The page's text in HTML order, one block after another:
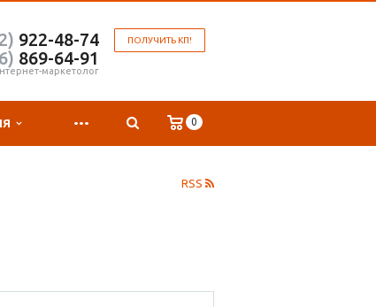
ПОЛУЧИТЬ КП!
922-48-74
869-64-91
маркетолог
... 0
RSS